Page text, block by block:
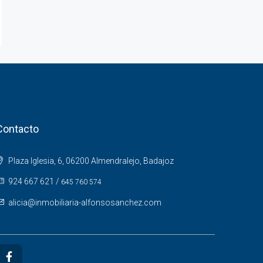
Plaza Iglesia, 6, 06200 Almendralejo, Badajoz
924 667 621 / 645 760 574
alicia@inmobiliaria-alfonsosanchez.com